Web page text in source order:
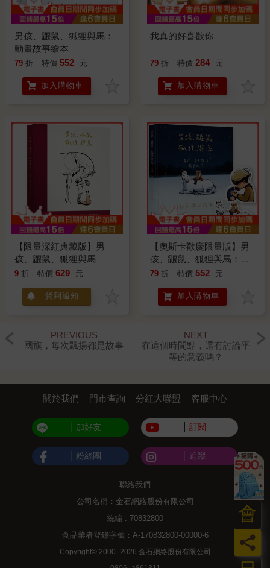
男孩、鼴鼠、狐狸與馬：
動畫故事繪本
79 折 特價 552 元
加入購物車
我真的好喜歡你
79 折 特價 284 元
加入購物車
【限量深紅典藏版】男
孩、鼴鼠、狐狸與馬
9 折 特價 629 元
貨到通知
【奧斯卡歡慶限量版】男
孩、鼴鼠、狐狸與馬：動
畫故事繪本(加贈經典場景
79 折 特價 552 元
加入購物車
PREVIOUS
國旗，每次飄揚都是故事
NEXT
在這個時間點，還有討論平
等的意義嗎？
員
會
關於我們 門市查詢 分紅大聯盟 客服中心
加好友 訂閱
粉絲團 追蹤
聯絡我們
公司名稱：金石網絡股份有限公司
統編 : 70832800
食品業者登錄字號：A-170832800-00000-6
Copyright© 2000–2026 金石網絡股份有限公司